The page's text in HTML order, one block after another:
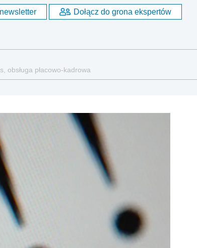
Dołącz do grona ekspertów
obsługa płacowo-kadrowa